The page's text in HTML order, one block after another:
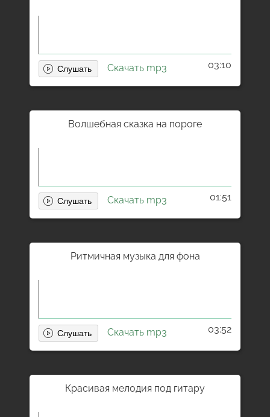
Скачать mp3 03:10
Волшебная сказка на пороге
Скачать mp3 01:51
Ритмичная музыка для фона
Скачать mp3 03:52
Красивая мелодия под гитару